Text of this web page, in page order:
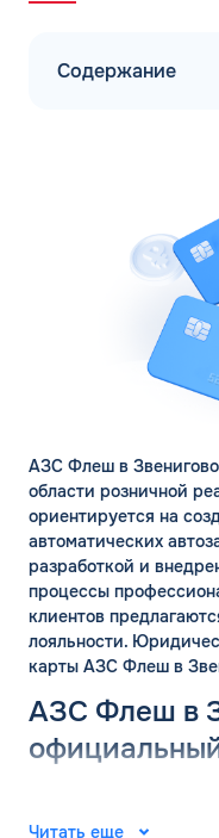
Содержание
АЗС Флеш в
области розничной
ориентируется на
автоматических
разработкой и
процессы
клиентов
лояльности.
карты АЗС Флеш в
АЗС Флеш в
2008 году.
Читать еще